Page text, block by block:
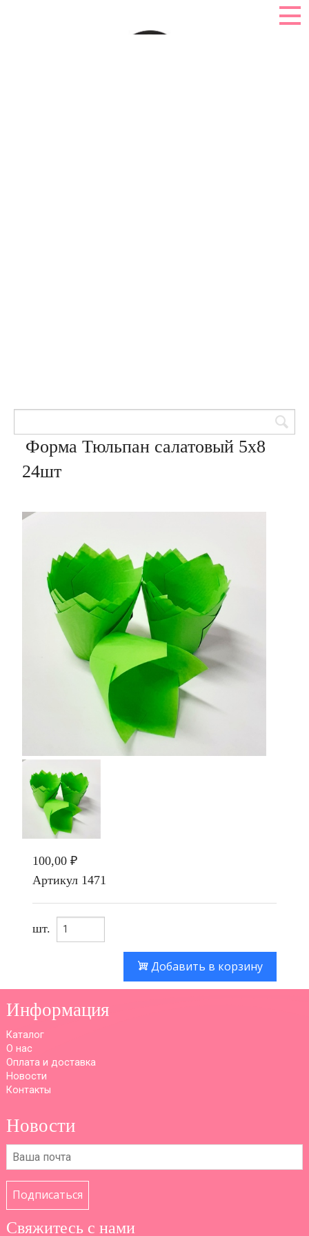
Форма Тюльпан салатовый 5х8
24шт
100,00 ₽
Артикул 1471
шт.
Добавить в корзину
Информация
Каталог
О нас
Оплата и доставка
Новости
Контакты
Новости
Подписаться
Свяжитесь с нами